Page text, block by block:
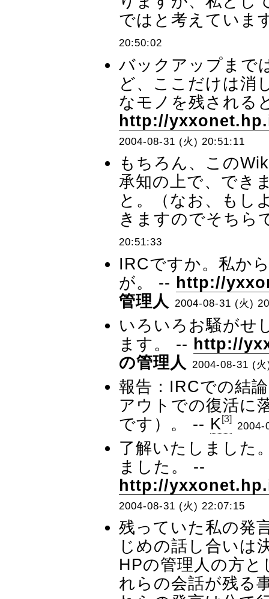
ではと考えていま
20:50:02
バックアップまで
ど、ここだけは消
なモノを残される
http://
2004-08-31 (火) 20:51:11
もちろん、この
承知の上で、でき
と。（なお、もし
きますのでそちら
20:51:33
IRCですか。私か
が。 -- http://
管理人 2004-08-31 (火)
いろいろお騒がせ
ます。 -- http://
の管理人
2004-08-31 (
報告：IRCでの結
アウトでの復活に
です）。 -- K [3]
2004-
了解いたしました
ました。 --
http://
2004-08-31 (火) 22:07:15
残っていた私の発
じめの話し合いは
HPの管理人の方
れらの会話が残る